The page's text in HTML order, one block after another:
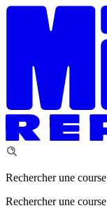
Rechercher une course
Rechercher une course